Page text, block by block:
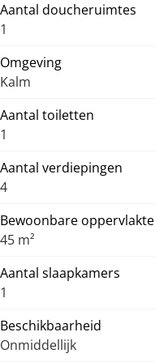
Aantal doucheruimtes
1
Omgeving
Kalm
Aantal toiletten
1
Aantal verdiepingen
4
Bewoonbare oppervlakte
45 m²
Aantal slaapkamers
1
Beschikbaarheid
Onmiddellijk